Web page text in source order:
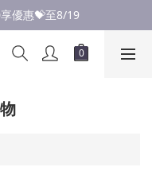
首購優惠券
購優惠券